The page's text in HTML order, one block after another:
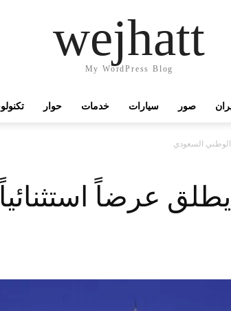
wejhatt
My WordPress Blog
حوار خدمات سيارات صور
الوطني السعودي
عرضاً استثنائياً